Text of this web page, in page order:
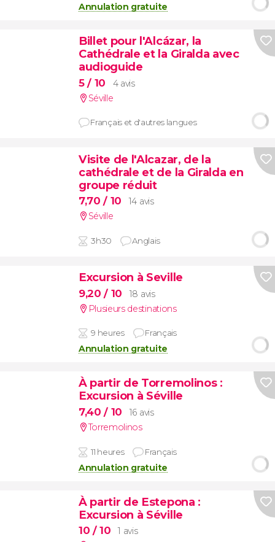
Annulation gratuite
Billet pour l'Alcázar, la
Cathédrale et la Giralda avec
audioguide
5/ 10
4 avis
Séville
Français et d'autres langues
Visite de l'Alcazar, de la
cathédrale et de la Giralda en
groupe réduit
7,70/ 10
14 avis
Séville
3h30 Anglais
Excursion à Seville
9,20/ 10
18 avis
Plusieurs destinations
9 heures Français
Annulation gratuite
À partir de Torremolinos :
Excursion à Séville
7,40/ 10
16 avis
Torremolinos
11 heures Français
Annulation gratuite
À partir de Estepona :
Excursion à Séville
10 / 10
1 avis